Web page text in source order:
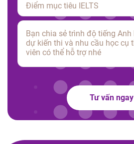
Tư vấn ngay